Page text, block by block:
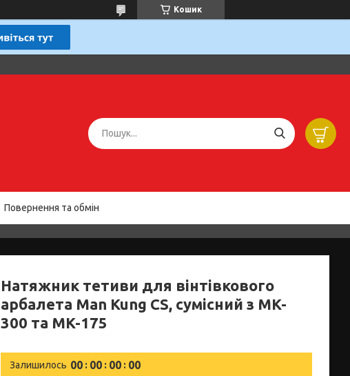
Кошик
Повернення та обмін
Натяжник тетиви для вінтівкового
арбалета Man Kung CS, сумісний з MK-
300 та MK-175
Залишилось 00 00 00 00